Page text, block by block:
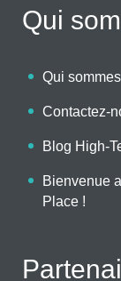
Qui
Qui
Contactez-
Blog High-
Bienvenue
Place !